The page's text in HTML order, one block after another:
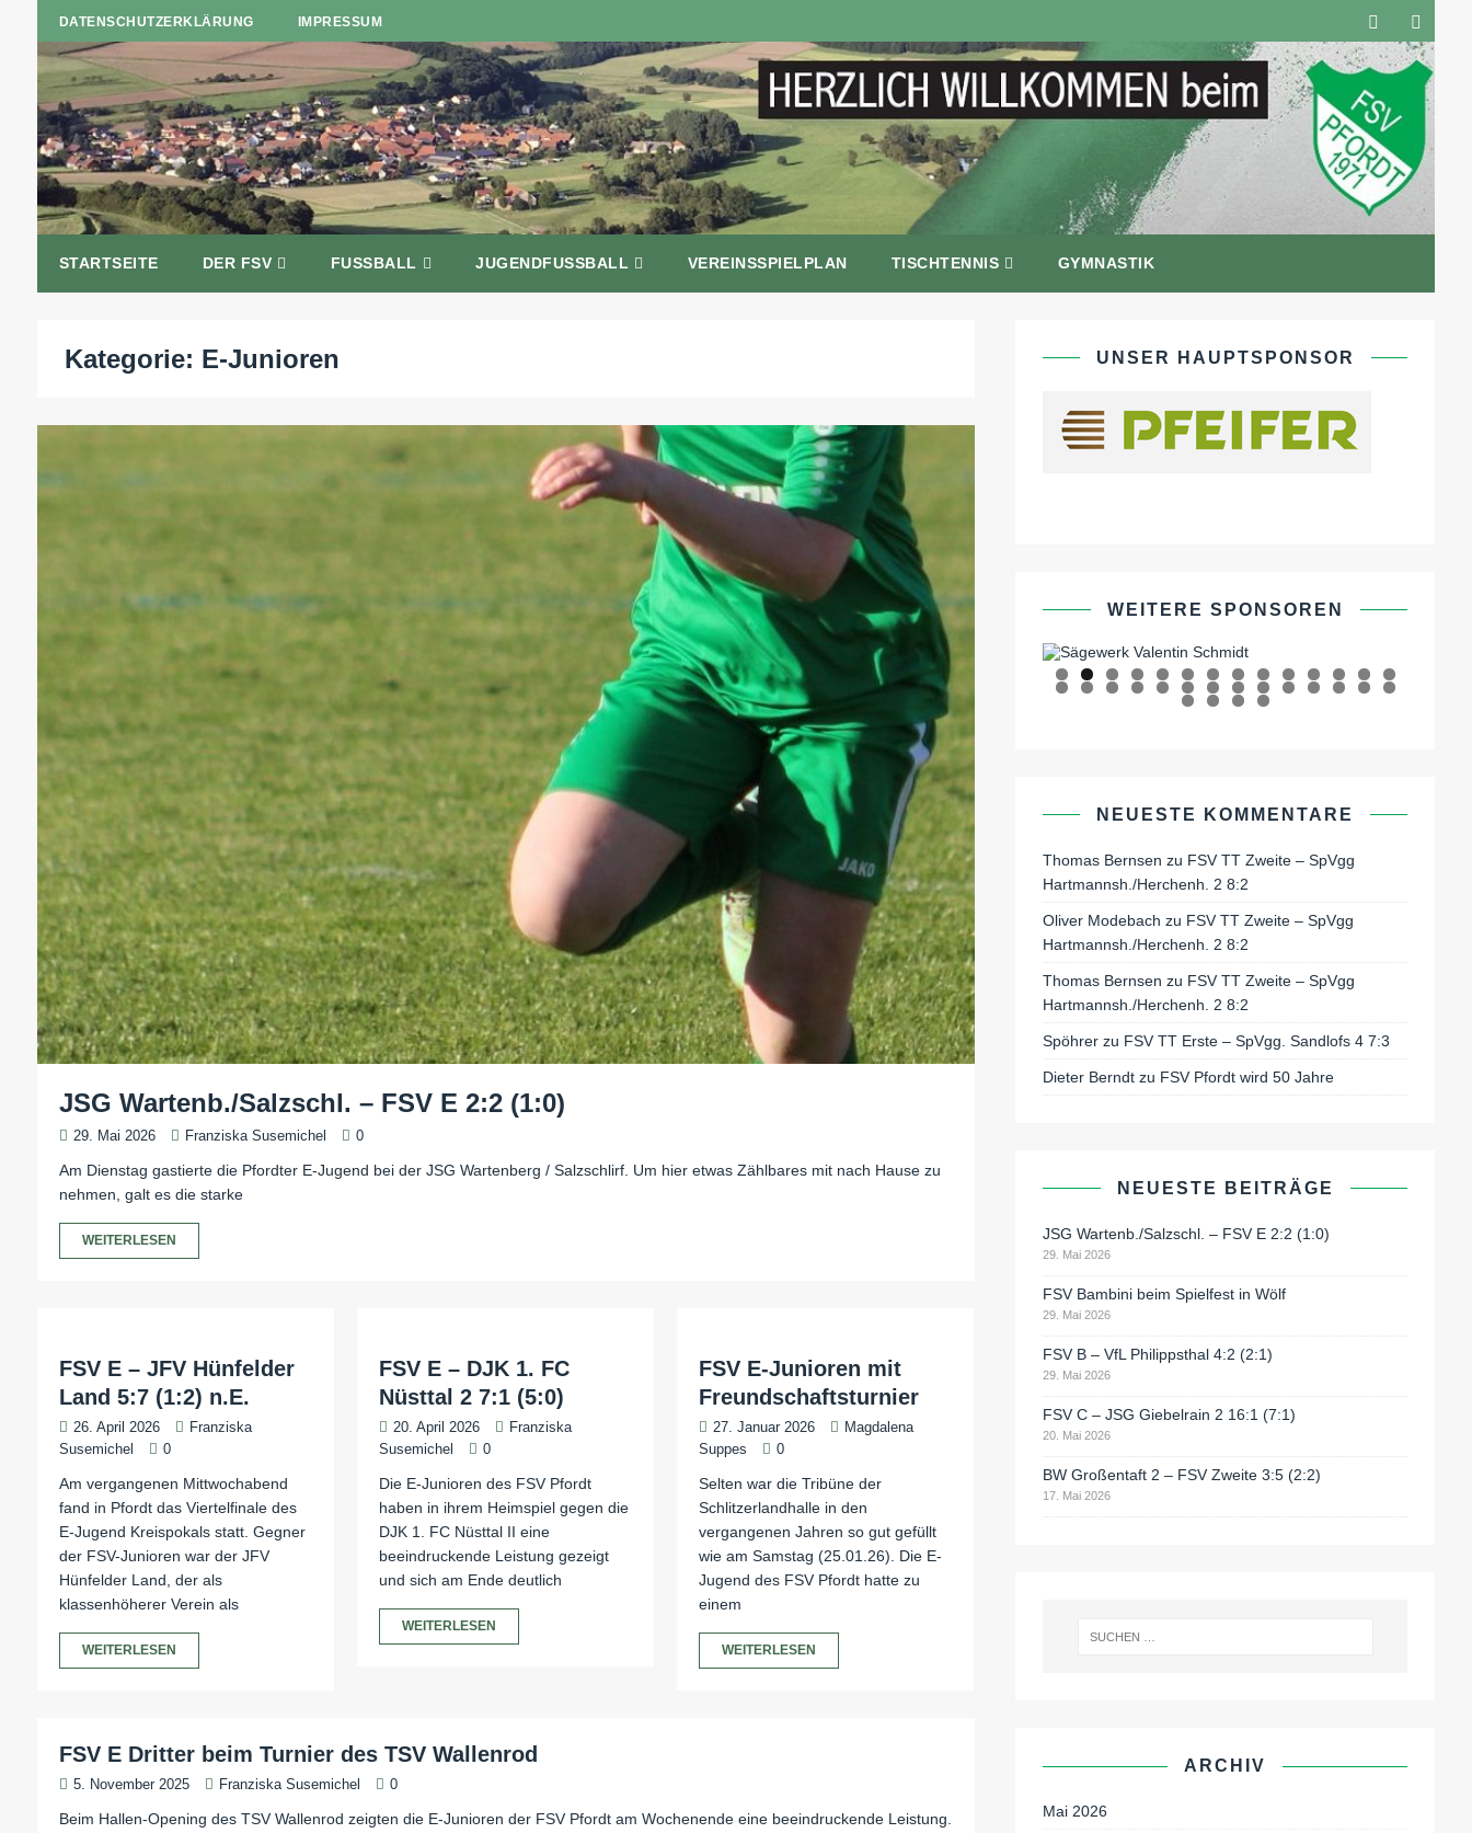
DATENSCHUTZERKLÄRUNG IMPRESSUM
STARTSEITE DER FSV FUSSBALL JUGENDFUSSBALL VEREINSSPIELPLAN TISCHTENNIS GYMNASTIK
Kategorie: E-Junioren
JSG Wartenb./Salzschl. – FSV E 2:2 (1:0)
29. Mai 2026 Franziska Susemichel 0
Am Dienstag gastierte die Pfordter E-Jugend bei der JSG Wartenberg / Salzschlirf. Um hier etwas Zählbares mit nach Hause zu
nehmen, galt es die starke
WEITERLESEN
FSV E – JFV Hünfelder
Land 5:7 (1:2) n.E.
26. April 2026
Franziska
Susemichel
0
Am vergangenen Mittwochabend
fand in Pfordt das Viertelfinale des
E-Jugend Kreispokals statt. Gegner
der FSV-Junioren war der JFV
Hünfelder Land, der als
klassenhöherer Verein als
WEITERLESEN
FSV E – DJK 1. FC
Nüsttal 2 7:1 (5:0)
20. April 2026
Franziska
Susemichel
0
Die E-Junioren des FSV Pfordt
haben in ihrem Heimspiel gegen die
DJK 1. FC Nüsttal II eine
beeindruckende Leistung gezeigt
und sich am Ende deutlich
WEITERLESEN
FSV E-Junioren mit
Freundschaftsturnier
27. Januar 2026
Magdalena
Suppes
0
Selten war die Tribüne der
Schlitzerlandhalle in den
vergangenen Jahren so gut gefüllt
wie am Samstag (25.01.26). Die E-
Jugend des FSV Pfordt hatte zu
einem
WEITERLESEN
FSV E Dritter beim Turnier des TSV Wallenrod
5. November 2025 Franziska Susemichel 0
Beim Hallen-Opening des TSV Wallenrod zeigten die E-Junioren der FSV Pfordt am Wochenende eine beeindruckende Leistung.
UNSER HAUPTSPONSOR
WEITERE SPONSOREN
0 1 2 3 4
5 6 7 8 9 0 1 2 3 4 5 6 7 8
9 0 1 2
NEUESTE KOMMENTARE
Thomas Bernsen zu FSV TT Zweite – SpVgg
Hartmannsh./Herchenh. 2 8:2
Oliver Modebach zu FSV TT Zweite – SpVgg
Hartmannsh./Herchenh. 2 8:2
Thomas Bernsen zu FSV TT Zweite – SpVgg
Hartmannsh./Herchenh. 2 8:2
Spöhrer zu FSV TT Erste – SpVgg. Sandlofs 4 7:3
Dieter Berndt zu FSV Pfordt wird 50 Jahre
NEUESTE BEITRÄGE
JSG Wartenb./Salzschl. – FSV E 2:2 (1:0)
29. Mai 2026
FSV Bambini beim Spielfest in Wölf
29. Mai 2026
FSV B – VfL Philippsthal 4:2 (2:1)
29. Mai 2026
FSV C – JSG Giebelrain 2 16:1 (7:1)
20. Mai 2026
BW Großentaft 2 – FSV Zweite 3:5 (2:2)
17. Mai 2026
ARCHIV
Mai 2026